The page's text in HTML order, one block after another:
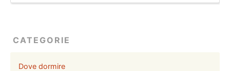
CATEGORIE
Dove dormire